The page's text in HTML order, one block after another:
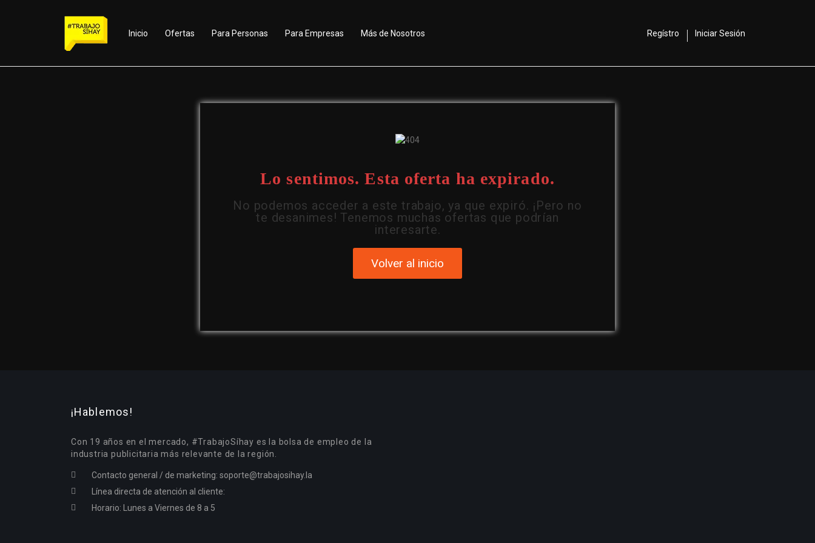
Inicio Ofertas Para Personas Para Empresas Más de Nosotros Regístro Iniciar Sesión
Lo sentimos. Esta oferta ha expirado.
No podemos acceder a este trabajo, ya que expiró. ¡Pero no
te desanimes! Tenemos muchas ofertas que podrían
interesarte.
Volver al inicio
¡Hablemos!
Con 19 años en el mercado, #TrabajoSíhay es la bolsa de empleo de la
industria publicitaria más relevante de la región.
Contacto general / de marketing: soporte@trabajosihay.la
Línea directa de atención al cliente:
Horario: Lunes a Viernes de 8 a 5